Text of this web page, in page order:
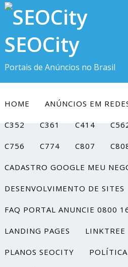
SEOCity
Portais de Anúncios no Brasil
HOME ANÚNCIOS EM
C352 C361 C414
C756 C774 C807
CADASTRO GOOGLE MEU
DESENVOLVIMENTO DE SITES
FAQ PORTAL ANUNCIE 0800
LANDING PAGES LINKTREE
PLANOS SEOCITY